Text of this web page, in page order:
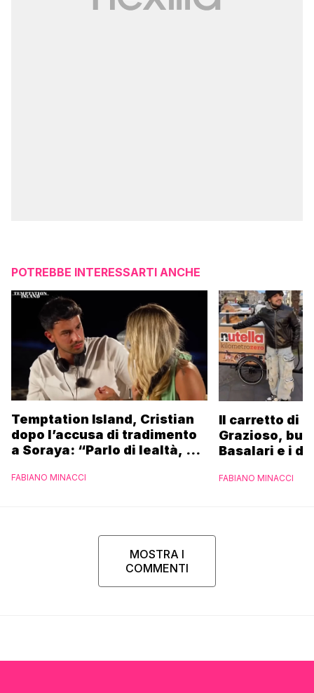
POTREBBE INTERESSARTI ANCHE
Temptation Island, Cristian
dopo l’accusa di tradimento
a Soraya: “Parlo di lealtà, ma
FABIANO MINACCI
Il carretto di
Grazioso,
Basalari e i
Ferrero”
FABIANO MINACCI
MOSTRA I
COMMENTI